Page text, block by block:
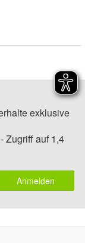
exklusive
Zugriff auf 1,4
Anmelden